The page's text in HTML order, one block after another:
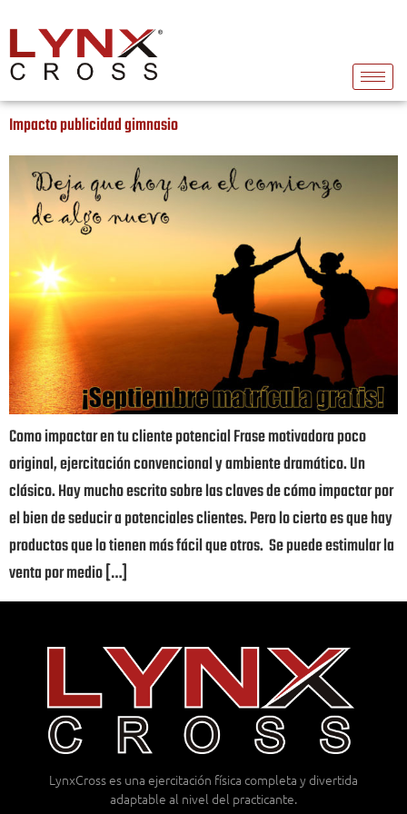
Impacto publicidad gimnasio
Como impactar en tu cliente potencial Frase motivadora poco
original, ejercitación convencional y ambiente dramático. Un
clásico. Hay mucho escrito sobre las claves de cómo impactar por
el bien de seducir a potenciales clientes. Pero lo cierto es que hay
productos que lo tienen más fácil que otros. Se puede estimular la
venta por medio […]
LynxCross es una ejercitación física completa y divertida
adaptable al nivel del practicante.